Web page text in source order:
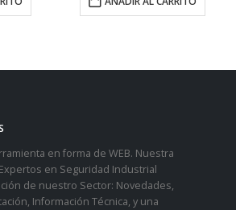
en forma de WEB. Nuestra
en Seguridad Industrial
de nuestro Sector: Novedades,
Información Técnica, y una